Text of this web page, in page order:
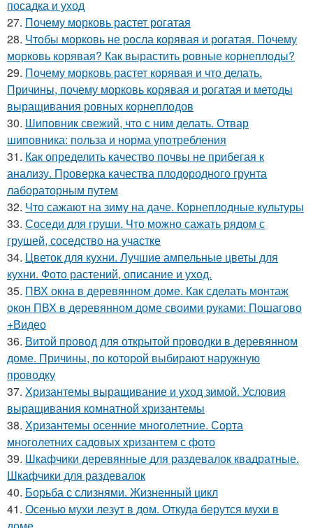
посадка и уход
27. Почему морковь растет рогатая
28. Чтобы морковь не росла корявая и рогатая. Почему
морковь корявая? Как вырастить ровные корнеплоды?
29. Почему морковь растет корявая и что делать.
Причины, почему морковь корявая и рогатая и методы
выращивания ровных корнеплодов
30. Шиповник свежий, что с ним делать. Отвар
шиповника: польза и норма употребления
31. Как определить качество почвы не прибегая к
анализу. Проверка качества плодородного грунта
лабораторным путем
32. Что сажают на зиму на даче. Корнеплодные культуры
33. Соседи для груши. Что можно сажать рядом с
грушей, соседство на участке
34. Цветок для кухни. Лучшие ампельные цветы для
кухни. Фото растений, описание и уход.
35. ПВХ окна в деревянном доме. Как сделать монтаж
окон ПВХ в деревянном доме своими руками: Пошагово
+Видео
36. Витой провод для открытой проводки в деревянном
доме. Причины, по которой выбирают наружную
проводку
37. Хризантемы выращивание и уход зимой. Условия
выращивания комнатной хризантемы
38. Хризантемы осенние многолетние. Сорта
многолетних садовых хризантем с фото
39. Шкафчики деревянные для раздевалок квадратные.
Шкафчики для раздевалок
40. Борьба с слизнями. Жизненный цикл
41. Осенью мухи лезут в дом. Откуда берутся мухи в